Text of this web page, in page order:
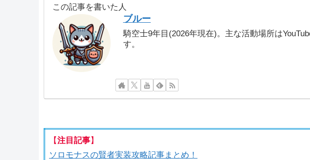
この記事を書いた人
ブルー
騎空士9年目(2026年現在)。主な活動場所は
す。
【注目記事】
ソロモナスの賢者実装攻略記事まとめ！